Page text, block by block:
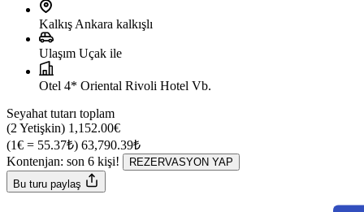
Kalkış Ankara kalkışlı
Ulaşım Uçak ile
Otel 4* Oriental Rivoli Hotel Vb.
Seyahat tutarı toplam
(2 Yetişkin) 1,152.00€
(1€ = 55.37₺) 63,790.39₺
Kontenjan: son 6 kişi!
REZERVASYON YAP
Bu turu paylaş